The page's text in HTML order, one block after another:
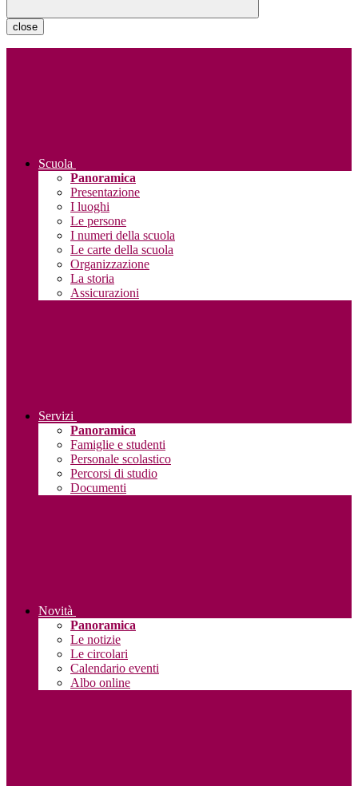
close
Scuola
Panoramica
Presentazione
I luoghi
Le persone
I numeri della scuola
Le carte della scuola
Organizzazione
La storia
Assicurazioni
Servizi
Panoramica
Famiglie e studenti
Personale scolastico
Percorsi di studio
Documenti
Novità
Panoramica
Le notizie
Le circolari
Calendario eventi
Albo online